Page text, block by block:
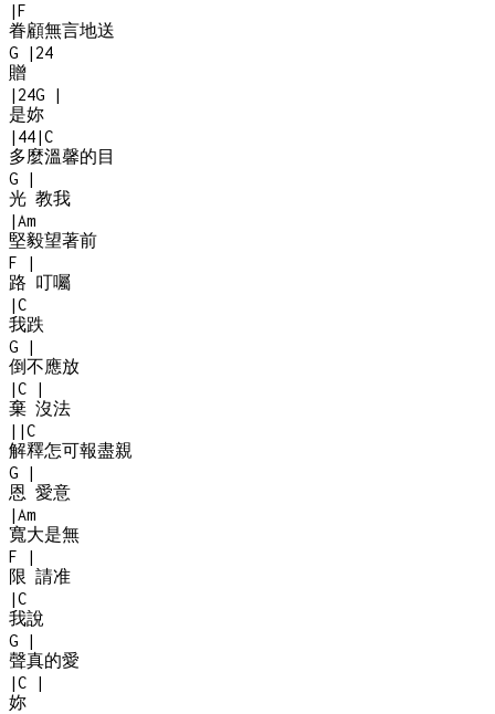
|F
眷顧無言地送
G
| 24
贈
| 24G
|
是妳
| 44|C
多麼溫馨的目
G
|
光 教我
|Am
堅毅望著前
F
|
路 叮囑
|C
我跌
G
|
倒不應放
|C
|
棄 沒法
| |C
解釋怎可報盡親
G
|
恩 愛意
|Am
寬大是無
F
|
限 請准
|C
我說
G
|
聲真的愛
|C
|
妳